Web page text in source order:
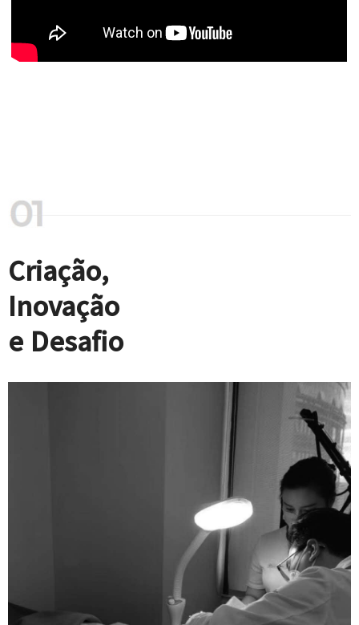
Criação,
Inovação
e Desafio